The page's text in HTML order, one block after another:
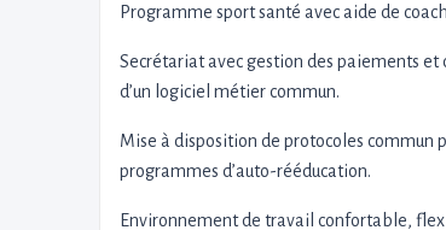
Programme sport santé avec aide de
Secrétariat avec gestion des paiements
d’un logiciel métier commun.
Mise à disposition de protocoles commun
programmes d’auto-rééducation.
Environnement de travail confortable,